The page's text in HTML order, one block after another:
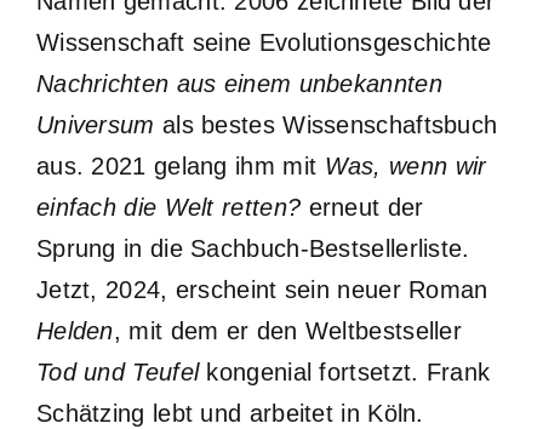
Wissenschaft seine Evolutionsgeschichte
Nachrichten aus einem unbekannten
Universum als bestes Wissenschaftsbuch
aus. 2021 gelang ihm mit Was, wenn wir
einfach die Welt retten? erneut der
Sprung in die Sachbuch-Bestsellerliste.
Jetzt, 2024, erscheint sein neuer Roman
Helden, mit dem er den Weltbestseller
Tod und Teufelkongenial fortsetzt. Frank
Schätzing lebt und arbeitet in Köln.